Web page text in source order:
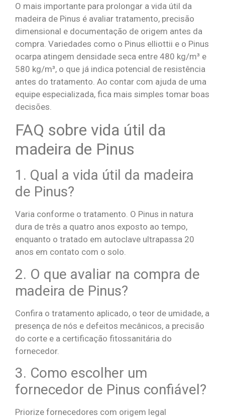
O mais importante para prolongar a vida útil da
madeira de Pinus é avaliar tratamento, precisão
dimensional e documentação de origem antes da
compra. Variedades como o Pinus elliottii e o Pinus
ocarpa atingem densidade seca entre 480 kg/m³ e
580 kg/m³, o que já indica potencial de resistência
antes do tratamento. Ao contar com ajuda de uma
equipe especializada, fica mais simples tomar boas
decisões.
FAQ sobre vida útil da
madeira de Pinus
1. Qual a vida útil da madeira
de Pinus?
Varia conforme o tratamento. O Pinus in natura
dura de três a quatro anos exposto ao tempo,
enquanto o tratado em autoclave ultrapassa 20
anos em contato com o solo.
2. O que avaliar na compra de
madeira de Pinus?
Confira o tratamento aplicado, o teor de umidade, a
presença de nós e defeitos mecânicos, a precisão
do corte e a certificação fitossanitária do
fornecedor.
3. Como escolher um
fornecedor de Pinus confiável?
Priorize fornecedores com origem legal